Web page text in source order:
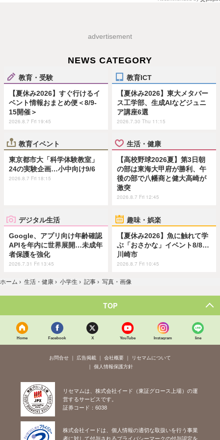
advertisement
NEWS CATEGORY
教育・受験
【夏休み2026】すぐ行けるイ
ベント情報おまとめ便＜8/9-
15開催＞
2026.8.7 Fri 19:45
教育ICT
【夏休み2026】東大メタバー
ス工学部、生成AIなどジュニ
ア講座6選
2026.7.30 Thu 11:15
教育イベント
東京都市大「科学体験教室」
24の実験企画…小中向け9/6
2026.8.7 Fri 18:15
生活・健康
【高校野球2026夏】第3日朝
の部は東海大甲府が勝利、午
後の部で八幡商と健大高崎が
激突
2026.8.7 Fri 12:45
デジタル生活
Google、アプリ向け年齢確認
APIを年内に世界展開…未成年
者保護を強化
2026.7.31 Fri 13:45
趣味・娯楽
【夏休み2026】魚に触れて学
ぶ「おさかな」イベント8/8…
川崎市
2026.8.7 Fri 10:45
ホーム › 生活・健康 › 小学生 › 記事 › 写真・画像
TOP
Home Facebook X YouTube Instagram line
お問合せ 広告掲載 会社概要
リセマムについて
個人情報保護方針
リセマムは、株式会社イード（東証グロース上場）の運
営するサービスです。
証券コード：6038
株式会社イードは、個人情報の適切な取扱いを行う事業
者に対して付与されるプライバシーマークの付与認定を